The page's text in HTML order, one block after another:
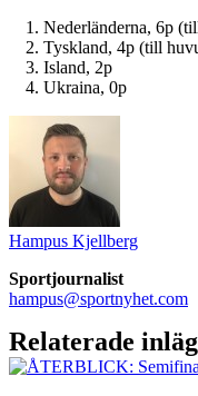
Nederländerna, 6p
Tyskland, 4p (till
Island, 2p
Ukraina, 0p
Hampus Kjellberg
Sportjournalist
hampus@sportnyhet.com
Relaterade